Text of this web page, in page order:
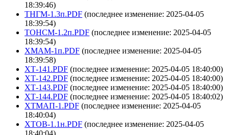
18:39:46)
ТНГМ-1.3п.PDF (последнее изменение: 2025-04-05
18:39:54)
ТОНСМ-1.2п.PDF (последнее изменение: 2025-04-05
18:39:54)
ХМАМ-1п.PDF (последнее изменение: 2025-04-05
18:39:58)
ХТ-141.PDF (последнее изменение: 2025-04-05 18:40:00)
ХТ-142.PDF (последнее изменение: 2025-04-05 18:40:00)
ХТ-143.PDF (последнее изменение: 2025-04-05 18:40:00)
ХТ-144.PDF (последнее изменение: 2025-04-05 18:40:02)
ХТМАП-1.PDF (последнее изменение: 2025-04-05
18:40:04)
ХТОВ-1.1н.PDF (последнее изменение: 2025-04-05
18:40:04)